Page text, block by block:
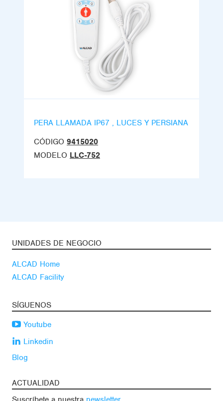
PERA LLAMADA IP67 , LUCES Y PERSIANA
CÓDIGO 9415020
MODELO LLC-752
UNIDADES DE NEGOCIO
ALCAD Home
ALCAD Facility
SÍGUENOS
Youtube
Linkedin
Blog
ACTUALIDAD